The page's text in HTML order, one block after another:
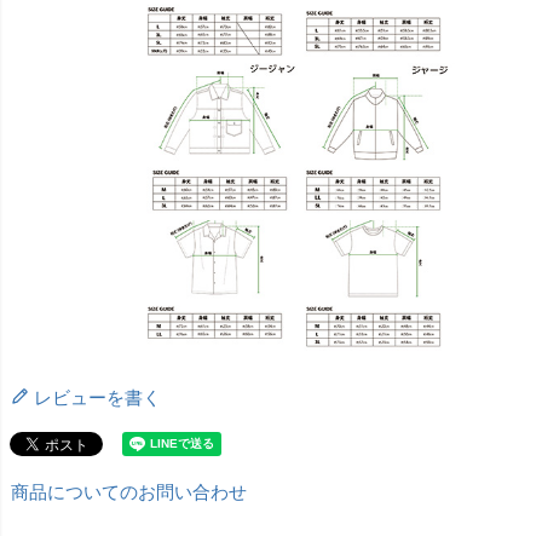
レビューを書く
商品についてのお問い合わせ